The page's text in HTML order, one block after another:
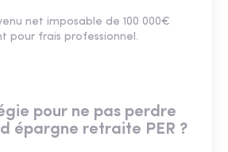
net imposable de 100 000€
pour frais professionnel.
pour ne pas perdre
épargne retraite PER ?